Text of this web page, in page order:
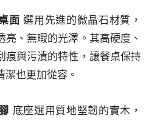
面 選用先進的微晶石材質，
亮、無瑕的光澤。 其高硬度、
痕與污漬的特性， 讓餐桌保持
潔也更加從容。
底座選用質地堅韌的實木，